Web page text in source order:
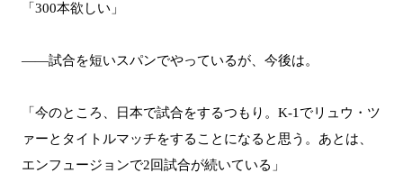
「300本欲しい」
――試合を短いスパンでやっているが、今後は。
「今のところ、日本で試合をするつもり。K-1でリュウ・ツ
ァーとタイトルマッチをすることになると思う。あとは、
エンフュージョンで2回試合が続いている」